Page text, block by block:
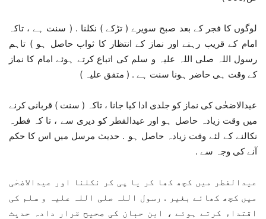
لوگوں کا فجر کے بعد صبح سویرے ( تڑکے ) نکلنا . ( سنت ہے ، تاکہ
امام کے قریب رہنے اور نماز کے انتظار کا ثواب حاصل ہو ) تاہم
رسول اللہ صلی اللہ علیہ و سلم کی اتباع کرتے ہوئے امام کا نماز
کے وقت ہی حاضر ہونا سنت ہے . ( متفق علیہ )
عیدالاضحٰی کی نماز کو جلدی ادا کیا جانا ، تاکہ ( سنت ) قربانی کرنے
میں وقت زیادہ حاصل ہو اور عیدالفطر کو دیری سے ، تا کہ فطرہ
نکالنے کے لئے وقت زیادہ حاصل ہو . حدیث مرسل میں اس کا حکم
آنے کی وجہ سے .
عیدالفطر میں کچھ کھا کر یا پی کر نکلنا اور عیدالاضحٰی
میں کچھ کھائے بغیر . رسول اللہ صلی اللہ علیہ و سلم کی
اقتداء کرتے ہوئے ، ابن حبان کی صحیح قرار دادہ حدیث